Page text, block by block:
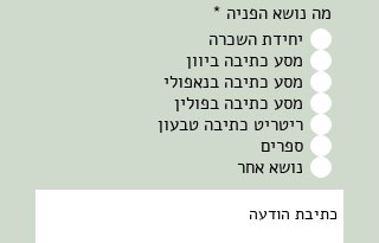
מה נושא הפניה *
יחידת השכרה
מסע כתיבה ביוון
מסע כתיבה בנאפולי
מסע כתיבה בפולין
ריטריט כתיבה טבעון
ספרים
נושא אחר